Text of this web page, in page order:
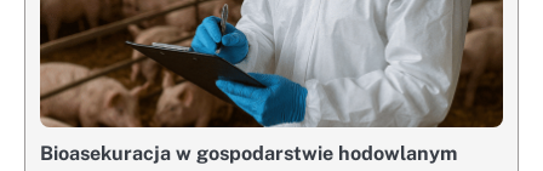
Bioasekuracja w gospodarstwie hodowlanym